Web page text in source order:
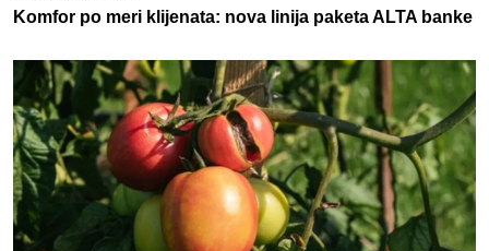
Komfor po meri klijenata: nova linija paketa ALTA banke